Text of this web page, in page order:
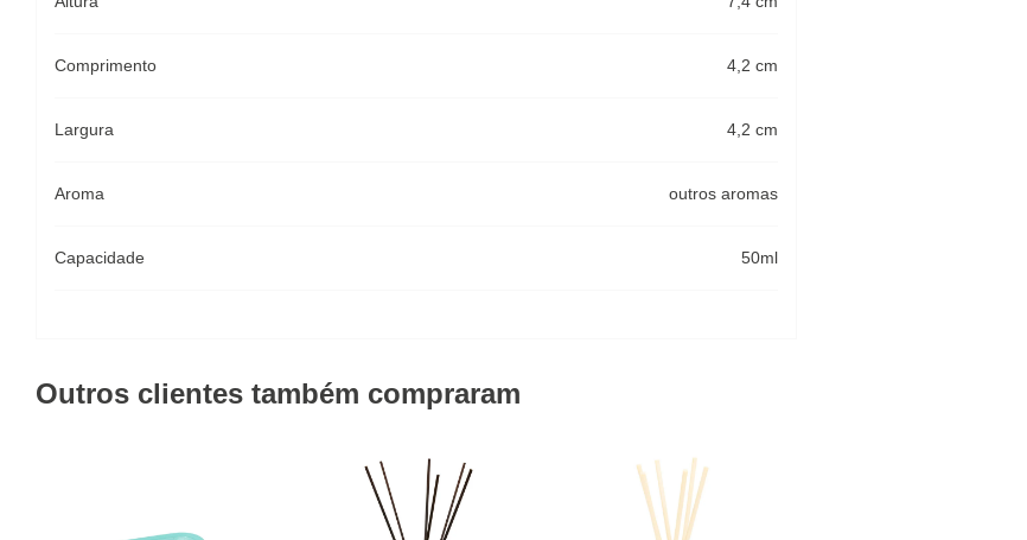
Comprimento 4,2 cm
Largura 4,2 cm
Aroma outros aromas
Capacidade 50ml
Outros clientes também compraram